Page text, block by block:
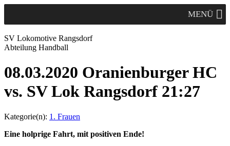
MENÜ
SV Lokomotive Rangsdorf
Abteilung Handball
08.03.2020 Oranienburger HC
vs. SV Lok Rangsdorf 21:27
Kategorie(n): 1. Frauen
Eine holprige Fahrt, mit positiven Ende!